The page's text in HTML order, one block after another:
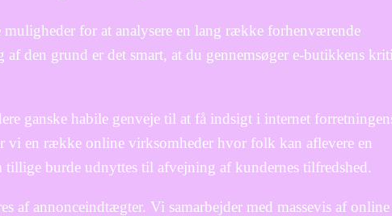
for at analysere en lang række forhenværende
af den grund er det smart, at du gennemsøger e-butikkens
ganske habile genveje til at få indsigt i internet
vi en række online virksomheder hvor folk kan aflevere en
tillige burde udnyttes til afvejning af kundernes tilfredshed.
af annonceindtægter. Vi samarbejder med massevis af online